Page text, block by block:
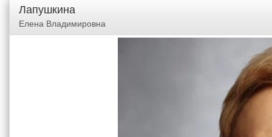
Лапушкина
Елена Владимировна